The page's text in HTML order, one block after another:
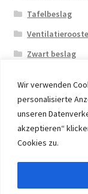
Wir verwenden
personalisierte
unseren
akzeptieren“
Cookies zu.
Tafelbeslag
Zwart beslag
© 2026 Eruon